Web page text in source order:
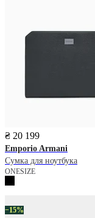
₴ 20 199
Emporio Armani
Сумка для ноутбука
ONESIZE
−15%